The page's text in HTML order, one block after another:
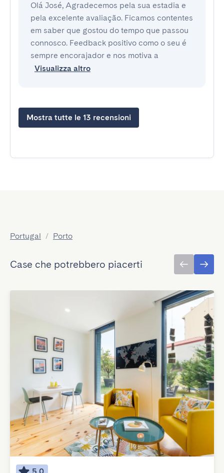
Olá José, Agradecemos pela sua estadia e
pela excelente avaliação. Ficamos contentes
em saber que gostou do tempo que passou
connosco. Feedback positivo como o seu é
sempre encorajador e nos motiva a
Visualizza altro
Mostra tutte le 13 recensioni
Portugal / Porto
Case che potrebbero piacerti
5.0